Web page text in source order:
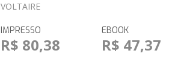
VOLTAIRE
IMPRESSO
R$ 80,38
EBOOK
R$ 47,37